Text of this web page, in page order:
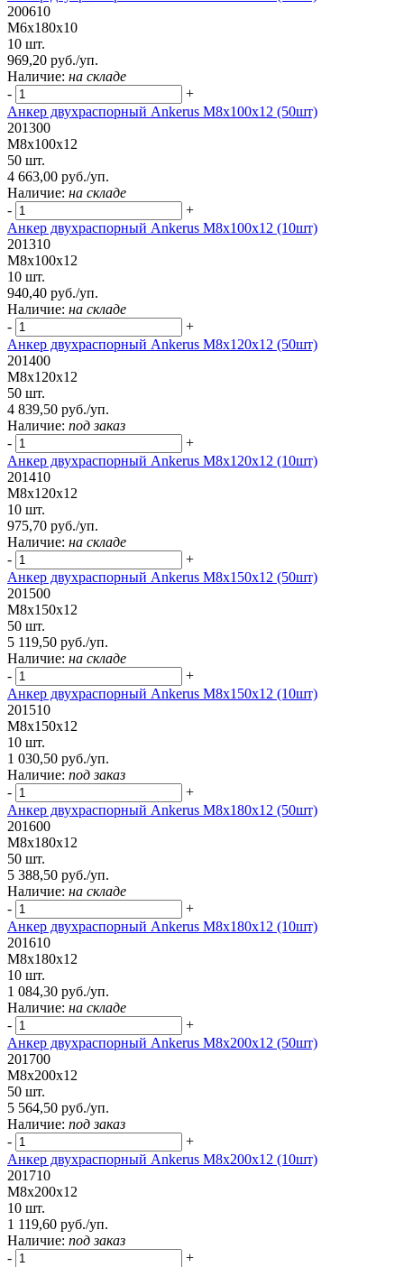
200610
М6х180х10
10 шт.
969,20 руб./уп.
Наличие: на складе
-
+
Анкер двухраспорный Ankerus М8х100х12 (50шт)
201300
М8х100х12
50 шт.
4 663,00 руб./уп.
Наличие: на складе
-
+
Анкер двухраспорный Ankerus М8х100х12 (10шт)
201310
М8х100х12
10 шт.
940,40 руб./уп.
Наличие: на складе
-
+
Анкер двухраспорный Ankerus М8х120х12 (50шт)
201400
М8х120х12
50 шт.
4 839,50 руб./уп.
Наличие: под заказ
-
+
Анкер двухраспорный Ankerus М8х120х12 (10шт)
201410
М8х120х12
10 шт.
975,70 руб./уп.
Наличие: на складе
-
+
Анкер двухраспорный Ankerus М8х150х12 (50шт)
201500
М8х150х12
50 шт.
5 119,50 руб./уп.
Наличие: на складе
-
+
Анкер двухраспорный Ankerus М8х150х12 (10шт)
201510
М8х150х12
10 шт.
1 030,50 руб./уп.
Наличие: под заказ
-
+
Анкер двухраспорный Ankerus М8х180х12 (50шт)
201600
М8х180х12
50 шт.
5 388,50 руб./уп.
Наличие: на складе
-
+
Анкер двухраспорный Ankerus М8х180х12 (10шт)
201610
М8х180х12
10 шт.
1 084,30 руб./уп.
Наличие: на складе
-
+
Анкер двухраспорный Ankerus М8х200х12 (50шт)
201700
М8х200х12
50 шт.
5 564,50 руб./уп.
Наличие: под заказ
-
+
Анкер двухраспорный Ankerus М8х200х12 (10шт)
201710
М8х200х12
10 шт.
1 119,60 руб./уп.
Наличие: под заказ
-
+